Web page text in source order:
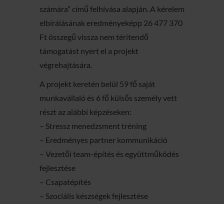
számára” című felhívása alapján. A kérelem
elbírálásának eredményeképp 26 477 370
Ft összegű vissza nem térítendő
támogatást nyert el a projekt
végrehajtására.
A projekt keretén belül 59 fő saját
munkavállaló és 6 fő külsős személy vett
részt az alábbi képzéseken:
– Stressz menedzsment tréning
– Eredményes partner kommunikáció
– Vezetői team-építés és együttműködés
fejlesztése
– Csapatépítés
– Szociális készségek fejlesztése